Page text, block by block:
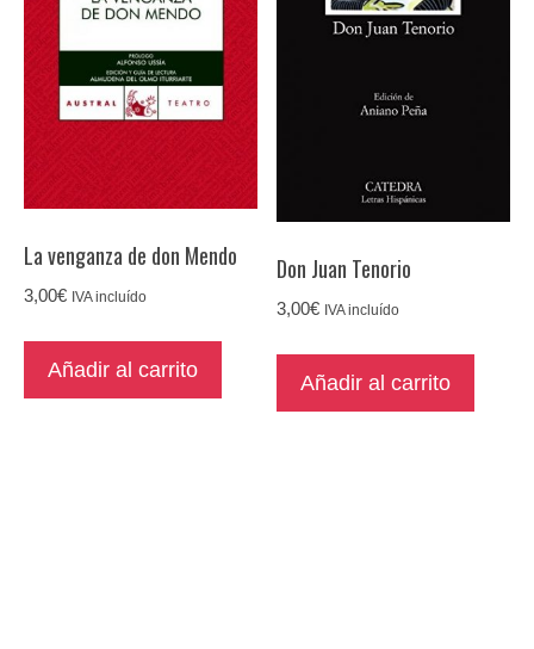
La venganza de don Mendo
3,00€ IVA incluído
Añadir al carrito
Don Juan Tenorio
3,00€ IVA incluído
Añadir al carrito